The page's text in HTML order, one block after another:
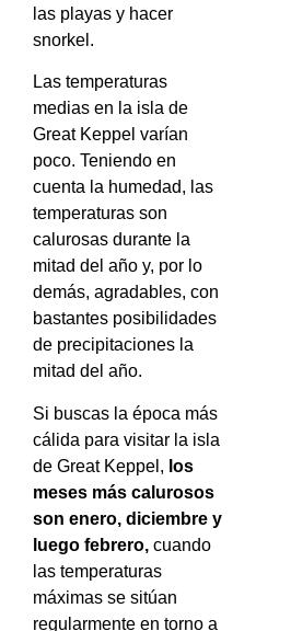
las playas y hacer
snorkel.
Las temperaturas
medias en la isla de
Great Keppel varían
poco. Teniendo en
cuenta la humedad, las
temperaturas son
calurosas durante la
mitad del año y, por lo
demás, agradables, con
bastantes posibilidades
de precipitaciones la
mitad del año.
Si buscas la época más
cálida para visitar la isla
de Great Keppel, los
meses más calurosos
son enero, diciembre y
luego febrero, cuando
las temperaturas
máximas se sitúan
regularmente en torno a